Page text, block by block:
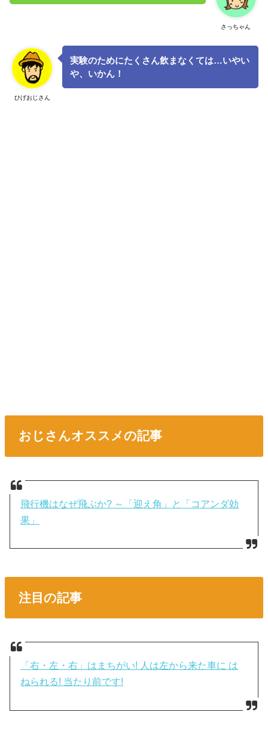
さっちゃん
ひげおじさん
実験のためにたくさん飲まなくては…いやい
や、いかん！
おじさんオススメの記事
飛行機はなぜ飛ぶか? ～「迎え角」と「コアンダ効
果」
注目の記事
「右・左・右」はまちがい! 人は左から来た車に は
ねられる! 当たり前です!